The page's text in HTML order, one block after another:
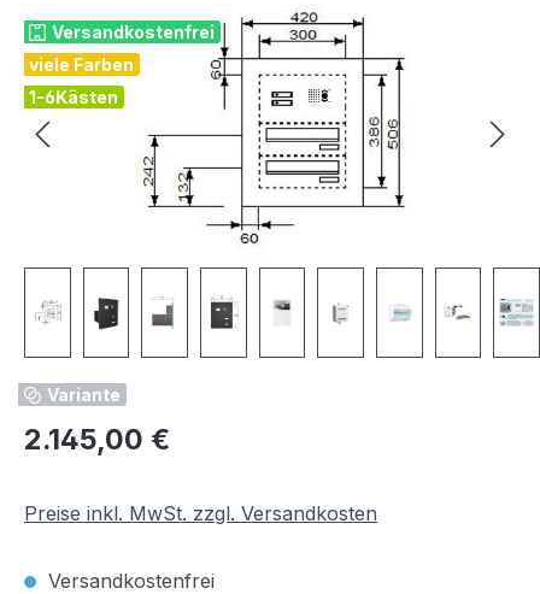
Versandkostenfrei
viele Farben
1-6Kästen
Variante
Regulärer Preis:
2.145,00 €
Preise inkl. MwSt. zzgl. Versandkosten
Versandkostenfrei